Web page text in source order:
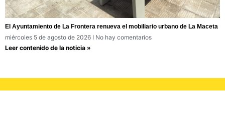
El Ayuntamiento de La Frontera renueva el mobiliario urbano de La Maceta
miércoles 5 de agosto de 2026
No hay comentarios
Leer contenido de la noticia »